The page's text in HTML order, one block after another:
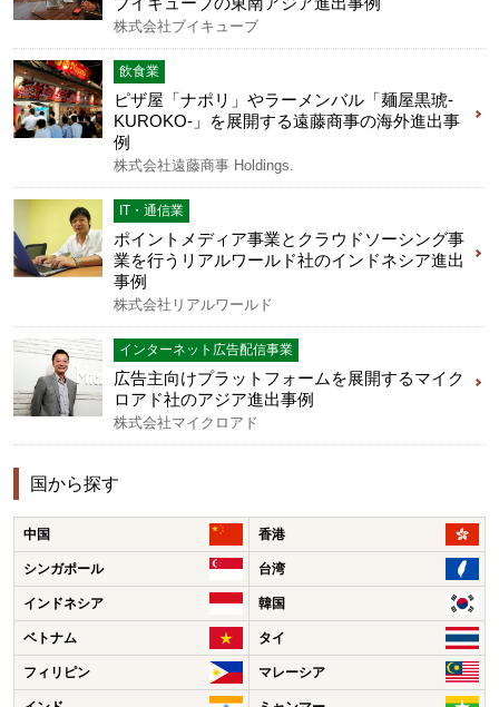
株式会社ブイキューブ
飲食業
ピザ屋「ナポリ」やラーメンバル「麺屋黒琥-
KUROKO-」を展開する遠藤商事の海外進出事
例
株式会社遠藤商事 Holdings.
IT・通信業
ポイントメディア事業とクラウドソーシング事
業を行うリアルワールド社のインドネシア進出
事例
株式会社リアルワールド
インターネット広告配信事業
広告主向けプラットフォームを展開するマイク
ロアド社のアジア進出事例
株式会社マイクロアド
国から探す
中国 香港
シンガポール 台湾
インドネシア 韓国
ベトナム タイ
フィリピン マレーシア